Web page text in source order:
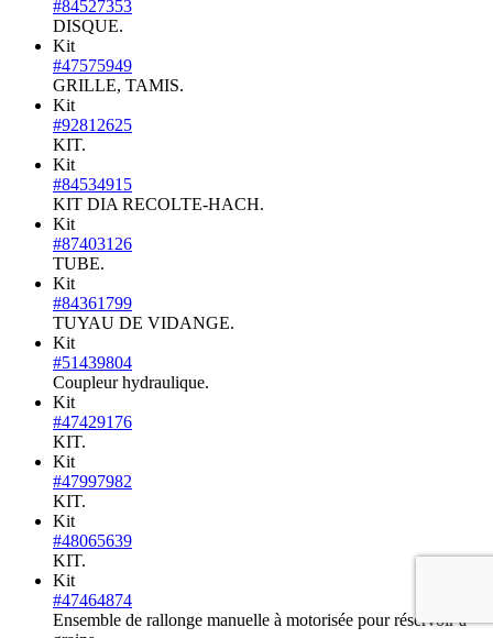
#84527353
DISQUE.
Kit
#47575949
GRILLE, TAMIS.
Kit
#92812625
KIT.
Kit
#84534915
KIT DIA RECOLTE-HACH.
Kit
#87403126
TUBE.
Kit
#84361799
TUYAU DE VIDANGE.
Kit
#51439804
Coupleur hydraulique.
Kit
#47429176
KIT.
Kit
#47997982
KIT.
Kit
#48065639
KIT.
Kit
#47464874
Ensemble de rallonge manuelle à motorisée pour réservoir à